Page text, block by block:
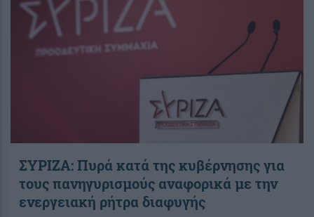
ΣΥΡΙΖΑ: Πυρά κατά της κυβέρνησης για
τους πανηγυρισμούς αναφορικά με την
ενεργειακή ρήτρα διαφυγής